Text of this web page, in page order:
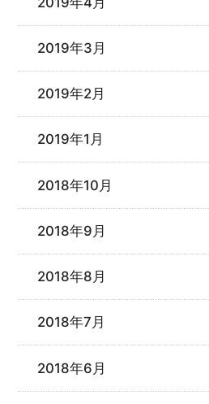
2019年3月
2019年2月
2019年1月
2018年10月
2018年9月
2018年8月
2018年7月
2018年6月